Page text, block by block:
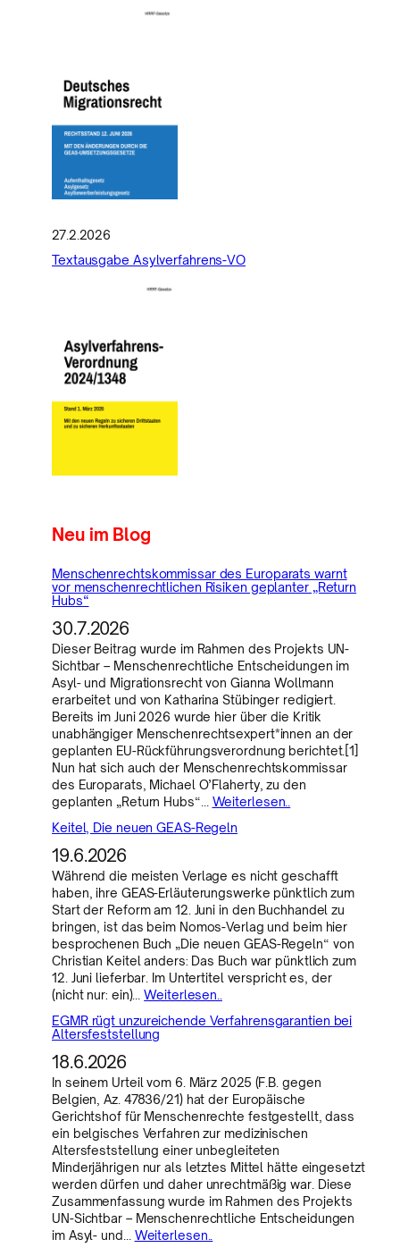
27.2.2026
Textausgabe Asylverfahrens-VO
Neu im Blog
Menschenrechtskommissar des Europarats warnt
vor menschenrechtlichen Risiken geplanter „Return
Hubs“
30.7.2026
Dieser Beitrag wurde im Rahmen des Projekts UN-
Sichtbar – Menschenrechtliche Entscheidungen im
Asyl- und Migrationsrecht von Gianna Wollmann
erarbeitet und von Katharina Stübinger redigiert.
Bereits im Juni 2026 wurde hier über die Kritik
unabhängiger Menschenrechtsexpert*innen an der
geplanten EU-Rückführungsverordnung berichtet.[1]
Nun hat sich auch der Menschenrechtskommissar
des Europarats, Michael O’Flaherty, zu den
geplanten „Return Hubs“… Weiterlesen..
Keitel, Die neuen GEAS-Regeln
19.6.2026
Während die meisten Verlage es nicht geschafft
haben, ihre GEAS-Erläuterungswerke pünktlich zum
Start der Reform am 12. Juni in den Buchhandel zu
bringen, ist das beim Nomos-Verlag und beim hier
besprochenen Buch „Die neuen GEAS-Regeln“ von
Christian Keitel anders: Das Buch war pünktlich zum
12. Juni lieferbar. Im Untertitel verspricht es, der
(nicht nur: ein)…Weiterlesen..
EGMR rügt unzureichende Verfahrensgarantien bei
Altersfeststellung
18.6.2026
In seinem Urteil vom 6. März 2025 (F.B. gegen
Belgien, Az. 47836/21) hat der Europäische
Gerichtshof für Menschenrechte festgestellt, dass
ein belgisches Verfahren zur medizinischen
Altersfeststellung einer unbegleiteten
Minderjährigen nur als letztes Mittel hätte eingesetzt
werden dürfen und daher unrechtmäßig war. Diese
Zusammenfassung wurde im Rahmen des Projekts
UN-Sichtbar – Menschenrechtliche Entscheidungen
im Asyl- und… Weiterlesen..